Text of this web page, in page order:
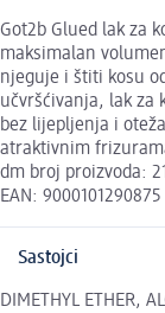
Got2b Glued lak za
maksimalan
njeguje i štiti kosu
učvršćivanja, lak za
bez lijepljenja i
atraktivnim
dm broj proizvoda:
EAN: 9000101290875
Sastojci
DIMETHYL ETHER,